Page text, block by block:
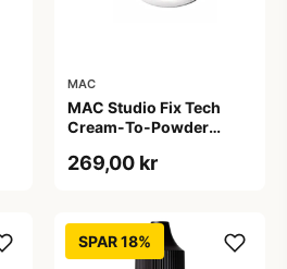
MAC
MAC Studio Fix Tech
Cream-To-Powder
269,00 kr
SPAR 18%